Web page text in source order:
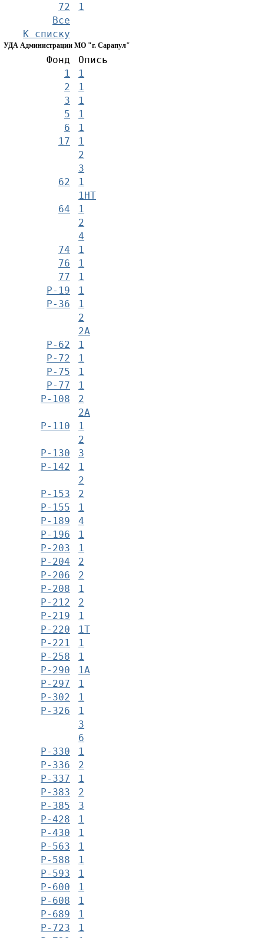
72
1
Все
К списку
УДА Администрации МО "г. Сарапул"
Фонд
Опись
1
1
2
1
3
1
5
1
6
1
17
1
2
3
62
1
1НТ
64
1
2
4
74
1
76
1
77
1
Р-19
1
Р-36
1
2
2А
Р-62
1
Р-72
1
Р-75
1
Р-77
1
Р-108
2
2А
Р-110
1
2
Р-130
3
Р-142
1
2
Р-153
2
Р-155
1
Р-189
4
Р-196
1
Р-203
1
Р-204
2
Р-206
2
Р-208
1
Р-212
2
Р-219
1
Р-220
1Т
Р-221
1
Р-258
1
Р-290
1А
Р-297
1
Р-302
1
Р-326
1
3
6
Р-330
1
Р-336
2
Р-337
1
Р-383
2
Р-385
3
Р-428
1
Р-430
1
Р-563
1
Р-588
1
Р-593
1
Р-600
1
Р-608
1
Р-689
1
Р-723
1